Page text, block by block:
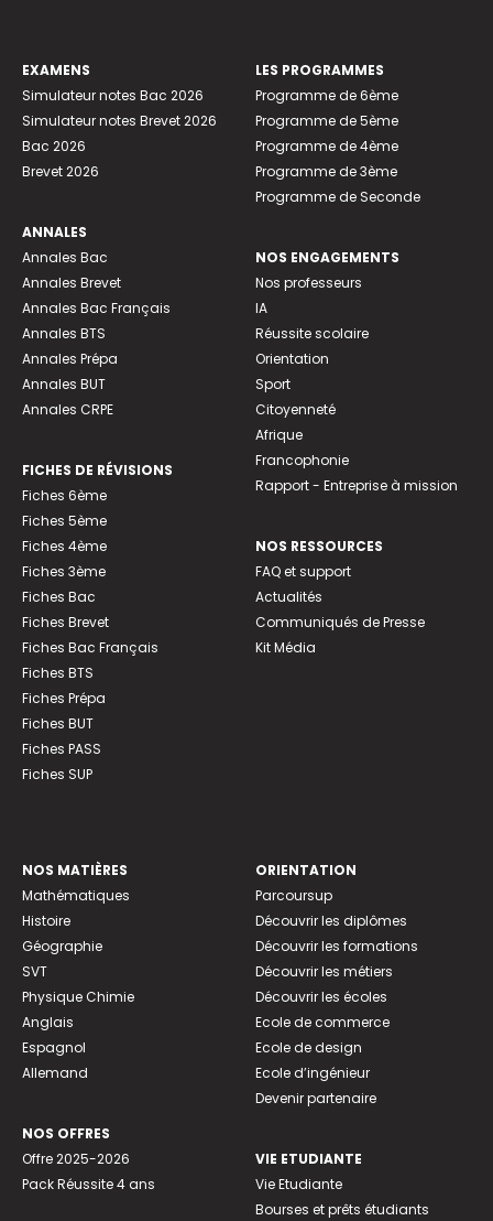
EXAMENS
Simulateur notes Bac 2026
Simulateur notes Brevet 2026
Bac 2026
Brevet 2026
ANNALES
Annales Bac
Annales Brevet
Annales Bac Français
Annales BTS
Annales Prépa
Annales BUT
Annales CRPE
FICHES DE RÉVISIONS
Fiches 6ème
Fiches 5ème
Fiches 4ème
Fiches 3ème
Fiches Bac
Fiches Brevet
Fiches Bac Français
Fiches BTS
Fiches Prépa
Fiches BUT
Fiches PASS
Fiches SUP
LES PROGRAMMES
Programme de 6ème
Programme de 5ème
Programme de 4ème
Programme de 3ème
Programme de Seconde
NOS ENGAGEMENTS
Nos professeurs
IA
Réussite scolaire
Orientation
Sport
Citoyenneté
Afrique
Francophonie
Rapport - Entreprise à mission
NOS RESSOURCES
FAQ et support
Actualités
Communiqués de Presse
Kit Média
NOS MATIÈRES
Mathématiques
Histoire
Géographie
SVT
Physique Chimie
Anglais
Espagnol
Allemand
NOS OFFRES
Offre 2025-2026
Pack Réussite 4 ans
ORIENTATION
Parcoursup
Découvrir les diplômes
Découvrir les formations
Découvrir les métiers
Découvrir les écoles
Ecole de commerce
Ecole de design
Ecole d’ingénieur
Devenir partenaire
VIE ETUDIANTE
Vie Etudiante
Bourses et prêts étudiants